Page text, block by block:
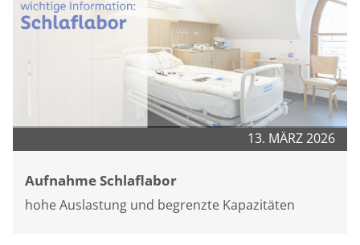
13. MÄRZ 2026
Aufnahme Schlaflabor
hohe Auslastung und begrenzte Kapazitäten